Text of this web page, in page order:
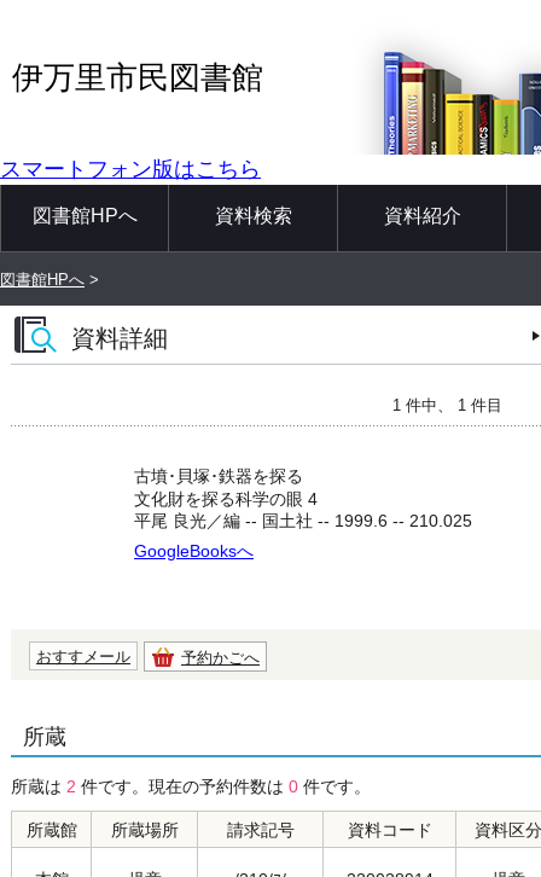
伊万里市民図書館
スマートフォン版はこちら
図書館HPへ 資料検索 資料紹介
図書館HPへ >
資料詳細
1 件中、 1 件目
古墳･貝塚･鉄器を探る
文化財を探る科学の眼 4
平尾 良光／編 -- 国土社 -- 1999.6 -- 210.025
GoogleBooksへ
おすすメール 予約かごへ
所蔵
所蔵は 2 件です。現在の予約件数は 0 件です。
所蔵館 所蔵場所 請求記号 資料コード 資料区分